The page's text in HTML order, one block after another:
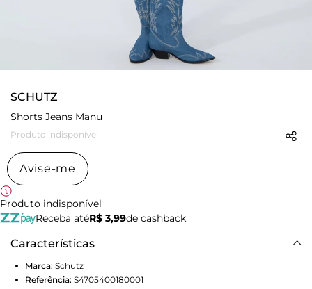
SCHUTZ
Shorts Jeans Manu
Produto indisponível
Avise-me
Produto indisponível
Receba atéR$ 3,99de cashback
Características
Marca: Schutz
Referência: S4705400180001